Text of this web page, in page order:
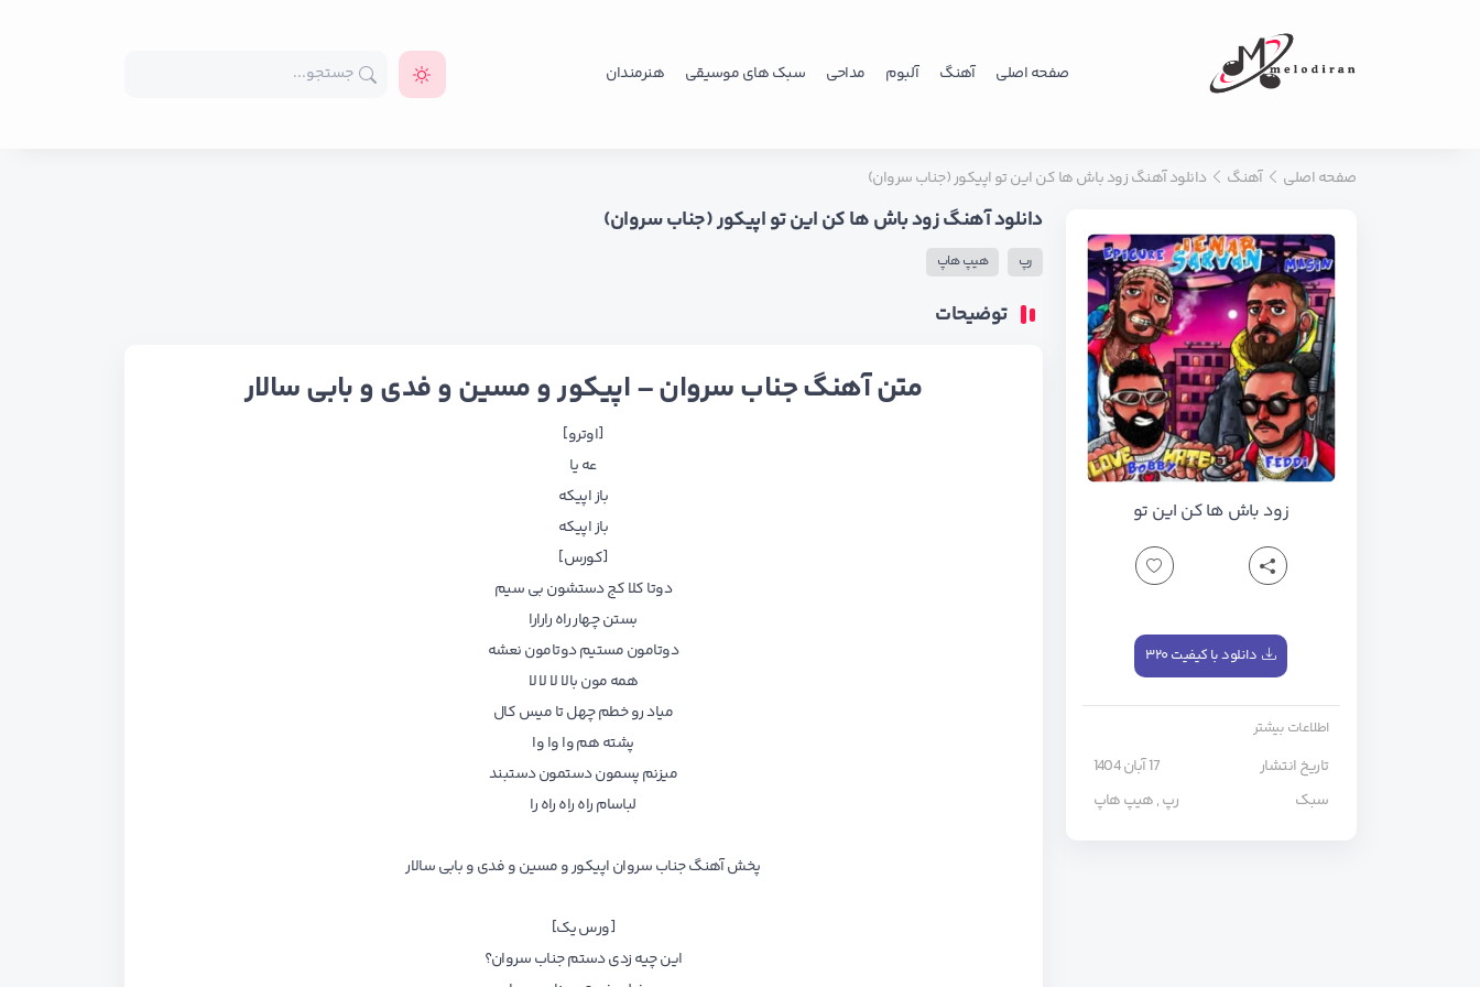
صفحه اصلی آهنگ آلبوم مداحی سبک های موسیقی هنرمندان
صفحه اصلی آهنگ دانلود آهنگ زود باش ها کن این تو اپیکور (جناب سروان)
زود باش ها کن این تو
دانلود با کیفیت ۳۲۰
اطلاعات بیشتر
تاریخ انتشار
17 آبان 1404
سبک
رپ,هیپ هاپ
دانلود آهنگ زود باش ها کن این تو اپیکور (جناب سروان)
رپ هیپ هاپ
توضیحات
متن آهنگ جناب سروان – اپیکور و مسین و فدی و بابی سالار
[اوترو]
عه یا
باز اپیکه
باز اپیکه
[کورس]
دوتا کلا کج دستشون بی سیم
بستن چهار راه رارارا
دوتامون مستیم دوتامون نعشه
همه مون بالا لا لا لا
میاد رو خطم چهل تا میس کال
پشته هم وا وا وا
میزنم پسمون دستمون دستبند
لباسام راه راه راه را
پخش آهنگ جناب سروان اپیکور و مسین و فدی و بابی سالار
[ورس یک]
این چیه زدی دستم جناب سروان؟